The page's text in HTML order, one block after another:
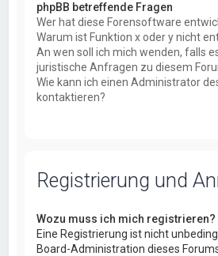
phpBB betreffende Fragen
Wer hat diese Forensoftware
Warum ist Funktion x oder y nicht
An wen soll ich mich wenden, falls
juristische Anfragen zu diesem
Wie kann ich einen Administrator
kontaktieren?
Registrierung und
Wozu muss ich mich registrieren?
Eine Registrierung ist nicht
Board-Administration dieses